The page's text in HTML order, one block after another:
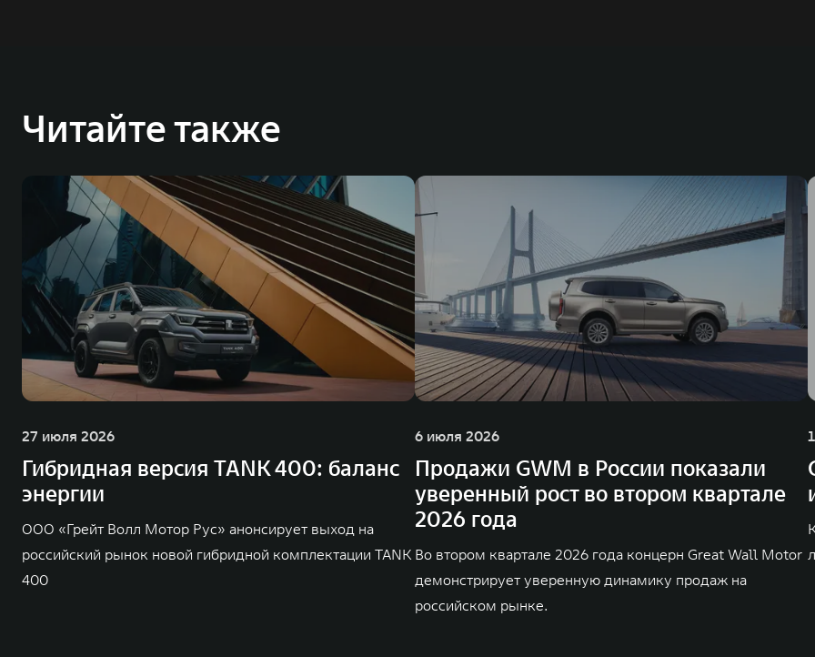
Читайте также
27 июля 2026
Гибридная версия TANK 400: баланс
энергии
ООО «Грейт Волл Мотор Рус» анонсирует выход на
российский рынок новой гибридной комплектации TANK
400
6 июля 2026
Продажи GWM в России показали
уверенный рост во втором квартале
2026 года
Во втором квартале 2026 года концерн Great Wall Motor
демонстрирует уверенную динамику продаж на
российском рынке.